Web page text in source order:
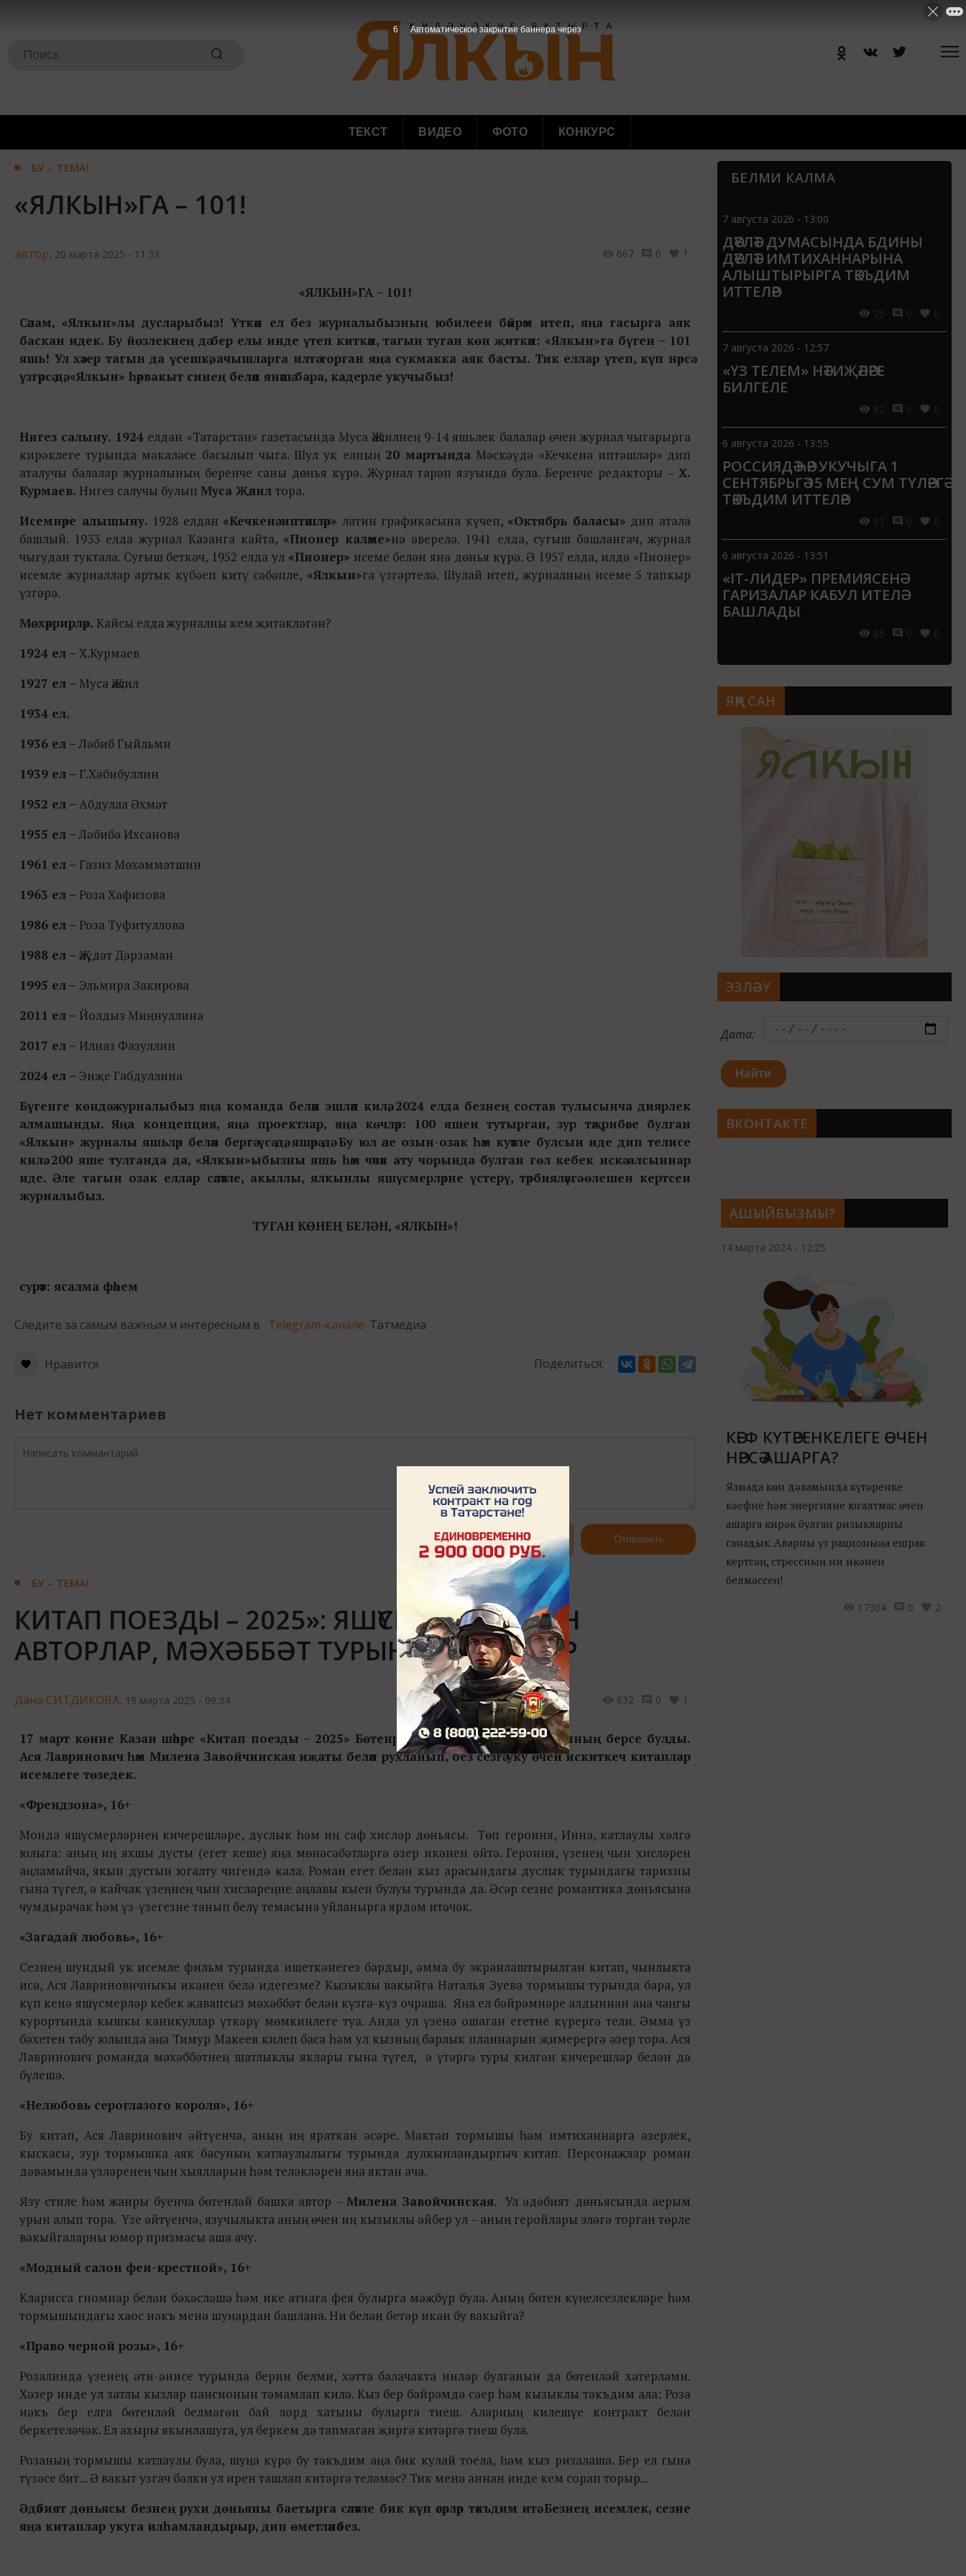
ТЕКСТ ВИДЕО ФОТО КОНКУРС
БУ – ТЕМА!
«ЯЛКЫН»ГА – 101!
автор, 20 марта 2025 - 11:33 667 0 1
«ЯЛКЫН»ГА – 101!
Сәлам, «Ялкын»лы дусларыбыз! Үткән ел без журналыбызның юбилеен бәйрәм итеп, яңа гасырга аяк
баскан идек. Бу йөзлекнең дә бер елы инде үтеп киткән, тагын туган көн җиткән: «Ялкын»га бүген – 101
яшь! Ул хәзер тагын да үсешкә, ачышларга илтә торган яңа сукмакка аяк басты. Тик еллар үтеп, күп нәрсә
үзгәрсә дә, «Ялкын» һәрвакыт синең белән янәшә бара, кадерле укучыбыз!
Нигез салыну. 1924 елдан «Татарстан» газетасында Муса Җәлилнең 9-14 яшьлек балалар өчен журнал чыгарырга
кирәклеге турында мәкаләсе басылып чыга. Шул ук елның 20 мартында Мәскәүдә «Кечкенә иптәшләр» дип
аталучы балалар журналының беренче саны дөнья күрә. Журнал гарәп язуында була. Беренче редакторы – Х.
Курмаев. Нигез салучы булып Муса Җәлил тора.
Исемнәре алышыну. 1928 елдан«Кечкенә иптәшләр» латин графикасына күчеп,«Октябрь баласы» дип атала
башлый. 1933 елда журнал Казанга кайта, «Пионер каләме»нә әверелә. 1941 елда, сугыш башлангач, журнал
чыгудан туктала. Сугыш беткәч, 1952 елда ул «Пионер» исеме белән янә дөнья күрә. Ә 1957 елда, илдә «Пионер»
исемле журналлар артык күбәеп китү сәбәпле,«Ялкын»га үзгәртелә. Шулай итеп, журналның исеме 5 тапкыр
үзгәрә.
Мөхәррирләр. Кайсы елда журналны кем җитәкләгән?
1924 ел – Х.Курмаев
1927 ел – Муса Җәлил
1934 ел.
1936 ел –Ләбиб Гыйльми
1939 ел – Г.Хәбибуллин
1952 ел – Абдулла Әхмәт
1955 ел –Ләбибә Ихсанова
1961 ел – Газиз Мөхәммәтшин
1963 ел – Роза Хафизова
1986 ел – Роза Туфитуллова
1988 ел – Җәүдәт Дәрзаман
1995 ел – Эльмира Закирова
2011 ел – Йолдыз Миңнуллина
2017 ел – Илназ Фазуллин
2024 ел – Энҗе Габдуллина
Бүгенге көндә журналыбыз яңа команда белән эшләп килә, 2024 елда безнең состав тулысынча диярлек
алмашынды. Яңа концепция, яңа проектлар, яңа көчләр: 100 яшен тутырган, зур тәҗрибәсе булган
«Ялкын» журналы яшьләр белән бергә үсә дә, яшәрә дә. Бу юл әле озын-озак һәм куәтле булсын иде дип телисе
килә. 200 яше тулганда да, «Ялкын»ыбызны яшь һәм чәчәк ату чорында булган гөл кебек искә алсыннар
иде. Әле тагын озак еллар сәләтле, акыллы, ялкынлы яшүсмерләрне үстерү, тәрбияләүгә өлешен кертсен
журналыбыз.
ТУГАН КӨНЕҢ БЕЛӘН, «ЯЛКЫН»!
сурәт: ясалма фәһем
Следите за самым важным и интересным в Telegram-канале Татмедиа
Нравится Поделиться:
Нет комментариев
Авторизоваться Отправить
БУ – ТЕМА!
КИТАП ПОЕЗДЫ – 2025»: ЯШҮСМЕРЛӘР ӨЧЕН
АВТОРЛАР, МӘХӘББӘТ ТУРЫНДА ӘСӘРЛӘР
Дана СИТДИКОВА, 19 марта 2025 - 09:34 632 0 1
17 март көнне Казан шәһәре «Китап поезды – 2025» Бөтенроссия акциясе тукталышының берсе булды.
Ася Лавринович һәм Милена Завойчинская иҗаты белән рухланып, без сезгә уку өчен искиткеч китаплар
исемлеге төзедек.
«Френдзона», 16+
Монда яшүсмерләрнең кичерешләре, дуслык һәм иң саф хисләр дөньясы. Төп героиня, Инна, катлаулы хәлгә
юлыга: аның иң яхшы дусты (егет кеше) яңа мөнәсәбәтләргә әзер икәнен әйтә. Героиня, үзенең чын хисләрен
аңламыйча, якын дустын югалту чигендә кала. Роман егет белән кыз арасындагы дуслык турындагы тарихны
гына түгел, ә кайчак үзеңнең чын хисләреңне аңлавы кыен булуы турында да. Әсәр сезне романтика дөньясына
чумдырачак һәм үз-үзегезне танып белү темасына уйланырга ярдәм итәчәк.
«Загадай любовь», 16+
Сезнең шундый ук исемле фильм турында ишеткәнегез бардыр, әмма бу экранлаштырылган китап, чынлыкта
исә, Ася Лавриновичныкы икәнен белә идегезме? Кызыклы вакыйга Наталья Зуева тормышы турында бара, ул
күп кенә яшүсмерләр кебек җавапсыз мәхәббәт белән күзгә-күз очраша. Яңа ел бәйрәмнәре алдыннан аңа чаңгы
курортында кышкы каникуллар үткәрү мөмкинлеге туа. Анда ул үзенә ошаган егетне күрергә тели. Әмма үз
бәхетен табу юлында аңа Тимур Макеев килеп баса һәм ул кызның барлык планнарын җимерергә әзер тора. Ася
Лавринович романда мәхәббәтнең шатлыклы яклары гына түгел, ә үтәргә туры килгән кичерешләр белән дә
бүлешә.
«Нелюбовь сероглазого короля», 16+
Бу китап, Ася Лавринович әйтүенчә, аның иң яраткан әсәре. Мәктәп тормышы һәм имтиханнарга әзерлек,
кыскасы, зур тормышка аяк басуның катлаулылыгы турында дулкынландыргыч китап. Персонажлар роман
дәвамында үзләренең чын хыялларын һәм теләкләрен яңа яктан ача.
Язу стиле һәм жанры буенча бөтенләй башка автор –Милена Завойчинская. Ул әдәбият дөньясында аерым
урын алып тора. Үзе әйтүенчә, язучылыкта аның өчен иң кызыклы әйбер ул – аның геройлары эләгә торган төрле
вакыйгаларны юмор призмасы аша ачу.
«Модный салон феи-крестной», 16+
Кларисса гномнар белән бәхәсләшә һәм ике атнага фея булырга мәҗбүр була. Аның бөтен күңелсезлекләре һәм
тормышындагы хаос нәкъ менә шуңардан башлана. Ни белән бетәр икән бу вакыйга?
«Право черной розы», 16+
Розалинда үзенең әти-әнисе турында берни белми, хәтта балачакта ниләр булганын да бөтенләй хәтерләми.
Хәзер инде ул затлы кызлар пансионын тәмамлап килә. Кыз бер бәйрәмдә сәер һәм кызыклы тәкъдим ала: Роза
нәкъ бер елга бөтенләй белмәгән бай лорд хатыны булырга тиеш. Аларның килешүе контракт белән
беркетеләчәк. Ел ахыры якынлашуга, ул беркем дә тапмаган җиргә китәргә тиеш була.
Розаның тормышы катлаулы була, шуңа күрә бу тәкъдим аңа бик кулай тоела, һәм кыз ризалаша. Бер ел гына
түзәсе бит... Ә вакыт узгач бәлки ул ирен ташлап китәргә теләмәс? Тик менә аннан инде кем сорап торыр...
Әдәбият дөньясы безнең рухи дөньяны баетырга сәләтле бик күп әсәрләр тәкъдим итә. Безнең исемлек, сезне
яңа китаплар укуга илһамландырыр, дип өметләнәбез.
БЕЛМИ КАЛМА
7 августа 2026 - 13:00
ДӘҮЛӘТ ДУМАСЫНДА БДИНЫ
ДӘҮЛӘТ ИМТИХАННАРЫНА
АЛЫШТЫРЫРГА ТӘКЪДИМ
ИТТЕЛӘР
75 0 0
7 августа 2026 - 12:57
«ҮЗ ТЕЛЕМ» НӘТИҖӘЛӘРЕ
БИЛГЕЛЕ
82 0 0
6 августа 2026 - 13:55
РОССИЯДӘ ҺӘР УКУЧЫГА 1
СЕНТЯБРЬГӘ 15 МЕҢ СУМ ТҮЛӘРГӘ
ТӘКЪДИМ ИТТЕЛӘР
97 0 0
6 августа 2026 - 13:51
«IT-ЛИДЕР» ПРЕМИЯСЕНӘ
ГАРИЗАЛАР КАБУЛ ИТЕЛӘ
БАШЛАДЫ
85 0 0
АШЫЙБЫЗМЫ?
14 марта 2024 - 12:25
КӘЕФ КҮТӘРЕНКЕЛЕГЕ ӨЧЕН
НӘРСӘ АШАРГА?
Язмада көн дәвамында күтәренке
кәефне һәм энергияне югалтмас өчен
ашарга кирәк булган ризыкларны
санадык. Аларны үз рационыңа ешрак
кертсәң, стрессның ни икәнен
белмәссең!
17304
0 2
ЯҢА САН
ЭЗЛӘҮ
Дата:
Найти
ВКОНТАКТЕ
5 Автоматическое закрытие баннера через